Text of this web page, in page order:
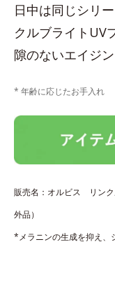
日中は同じシリ
クルブライトUV
隙のないエイジ
* 年齢に応じたお手入れ
販売名：オルビス リン
外品）
*メラニンの生成を抑え、